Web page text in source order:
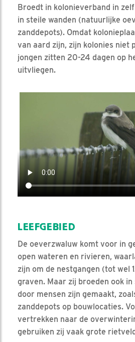
Broedt in kolonieverband in
in steile wanden (natuurlijke
zanddepots). Omdat
van aard zijn, zijn kolonies niet
jongen zitten 20-24 dagen op
uitvliegen.
LEEFGEBIED
De oeverzwaluw komt voor in
open wateren en rivieren,
zijn om de nestgangen (tot wel
graven. Maar zij broeden ook
door mensen zijn gemaakt,
zanddepots op bouwlocaties.
vertrekken naar de
gebruiken zij vaak grote